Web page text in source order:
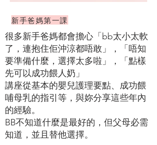
新手爸媽第一課
很多新手爸媽都會擔心「bb太小太軟
了，連抱住佢沖涼都唔敢」，「唔知
要準備什麼，選擇太多啦」，「點樣
先可以成功餵人奶」
講座從基本的嬰兒護理要點、成功餵
哺母乳的指引等，與妳分享這些年內
的經驗。
BB不知道什麼是最好的，但父母必需
知道，並且替他選擇。